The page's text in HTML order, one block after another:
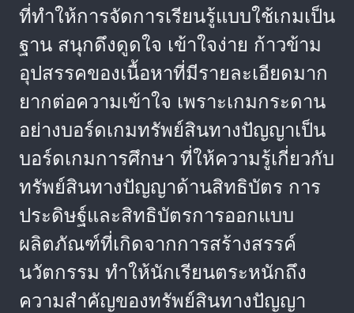
ที่ทำให้การจัดการเรียนรู้แบบใช้เกมเป็น
ฐาน สนุกดึงดูดใจ เข้าใจง่าย ก้าวข้าม
อุปสรรคของเนื้อหาที่มีรายละเอียดมาก
ยากต่อความเข้าใจ เพราะเกมกระดาน
อย่างบอร์ดเกมทรัพย์สินทางปัญญาเป็น
บอร์ดเกมการศึกษา ที่ให้ความรู้เกี่ยวกับ
ทรัพย์สินทางปัญญาด้านสิทธิบัตร การ
ประดิษฐ์และสิทธิบัตรการออกแบบ
ผลิตภัณฑ์ที่เกิดจากการสร้างสรรค์
นวัตกรรม ทำให้นักเรียนตระหนักถึง
ความสำคัญของทรัพย์สินทางปัญญา